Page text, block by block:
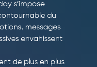
s’impose
du
messages
envahissent
de plus en plus